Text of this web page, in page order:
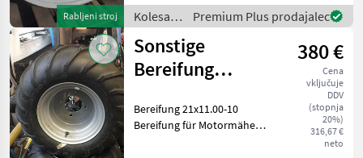
Rabljeni stroj
Kolesa,
platišča
in
pnevmatike
/
Premium Plus prodajalec
Sonstige
Bereifung
380 €
Cena
vključuje
DDV
(stopnja
20%)
316,67 €
neto
Bereifung 21x11.00-10
Bereifung für Motormäher